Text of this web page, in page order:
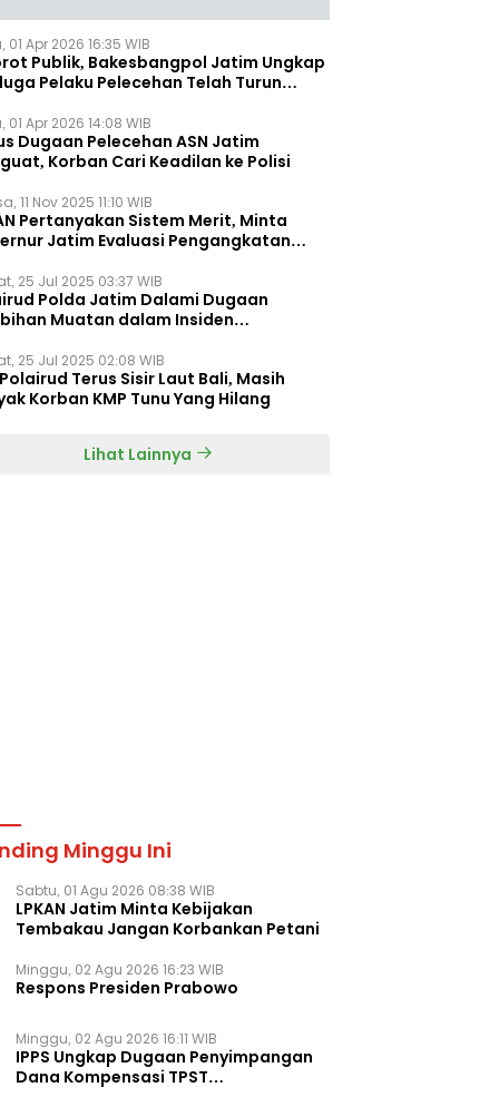
01 Apr 2026 16:35 WIB
Publik, Bakesbangpol Jatim Ungkap
Pelaku Pelecehan Telah Turun
01 Apr 2026 14:08 WIB
Dugaan Pelecehan ASN Jatim
Korban Cari Keadilan ke Polisi
11 Nov 2025 11:10 WIB
Pertanyakan Sistem Merit, Minta
Jatim Evaluasi Pengangkatan
25 Jul 2025 03:37 WIB
Polda Jatim Dalami Dugaan
Muatan dalam Insiden
25 Jul 2025 02:08 WIB
Terus Sisir Laut Bali, Masih
Korban KMP Tunu Yang Hilang
Lihat Lainnya
Minggu Ini
Sabtu, 01 Agu 2026 08:38 WIB
LPKAN Jatim Minta Kebijakan
Tembakau Jangan Korbankan Petani
Minggu, 02 Agu 2026 16:23 WIB
Respons Presiden Prabowo
Minggu, 02 Agu 2026 16:11 WIB
IPPS Ungkap Dugaan Penyimpangan
Dana Kompensasi TPST